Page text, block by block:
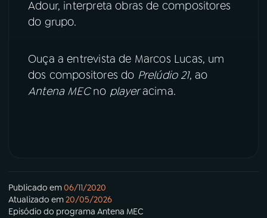
TikTok
Adour, interpreta obras de compositores
do grupo.
Ouça a entrevista de Marcos Lucas, um
dos compositores do Prelúdio 21, ao
Antena MECno playeracima.
Publicado em06/11/2020
Atualizado em20/05/2026
Episódio do programa Antena MEC